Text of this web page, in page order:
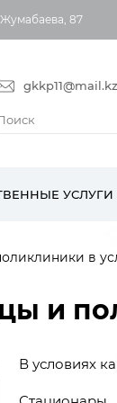
87
gkkp11@mail.kz
УСЛУГИ
в
и
В условиях